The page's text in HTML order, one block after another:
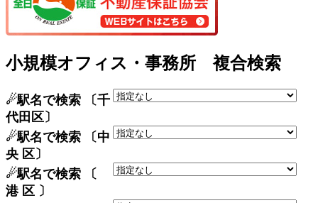
小規模オフィス・事務所 複合検索
☄駅名で検索 〔千
代田区〕
☄駅名で検索 〔中
央 区〕
☄駅名で検索 〔
港 区 〕